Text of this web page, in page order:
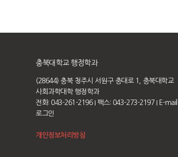
충북대학교 행정학과
(28644) 충북 청주시 서원구 충대로 1, 충북대학교
사회과학대학 행정학과
전화: 043-261-2196 I 팩스: 043-273-2197 I E-mail
로그인
개인정보처리방침